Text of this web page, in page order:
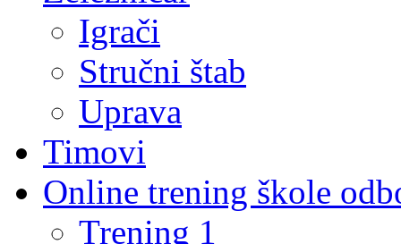
Igrači
Stručni štab
Uprava
Timovi
Online trening škole
Trening 1